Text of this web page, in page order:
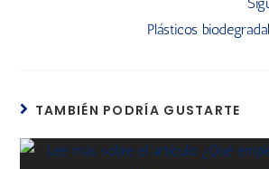
Plásticos
TAMBIÉN PODRÍA GUSTARTE